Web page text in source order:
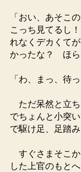
「おい、あそこ
こっち見てるし
れなくデカくて
かったな？ ほら
「わ、まっ、待
ただ呆然と立ち
でちょんと小突
で駆け足、足踏み
すぐさまそこか
した上官のもと